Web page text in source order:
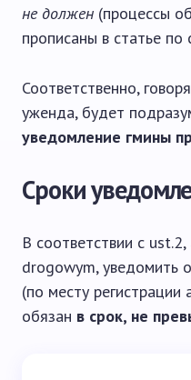
не должен (процессы
прописаны в статье по
Соответственно,
уженда, будет
уведомление гмины
Сроки
В соответствии с
drogowym, уведомить
(по месту
обязан в срок, не